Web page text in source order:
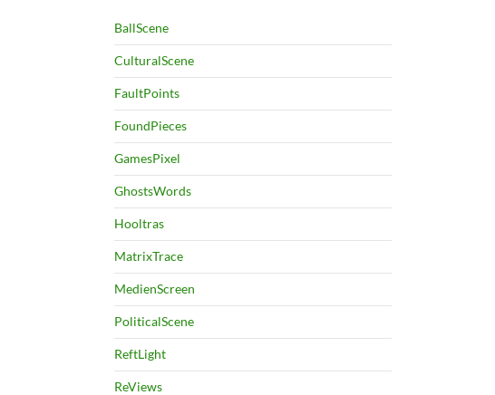
BallScene
CulturalScene
FaultPoints
FoundPieces
GamesPixel
GhostsWords
Hooltras
MatrixTrace
MedienScreen
PoliticalScene
ReftLight
ReViews